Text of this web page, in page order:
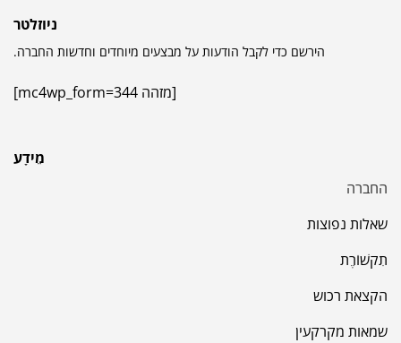
מֵידָע
החברה
שאלות נפוצות
תִקשׁוֹרֶת
הקצאת רכוש
שמאות מקרקעין
ניוזלטר
הירשם כדי לקבל הודעות על מבצעים מיוחדים וחדשות החברה.
[מזהה mc4wp_form=344]